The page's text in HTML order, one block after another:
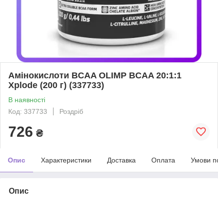
Амінокислоти BCAA OLIMP BCAA 20:1:1
Xplode (200 г) (337733)
В наявності
Код: 337733
Роздріб
726 ₴
Опис Характеристики Доставка Оплата Умови
Опис